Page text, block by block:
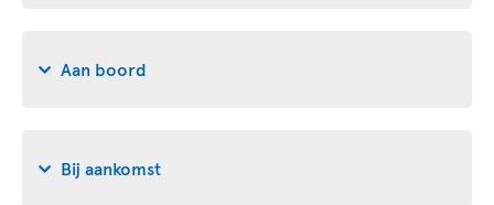
Aan boord
Bij aankomst